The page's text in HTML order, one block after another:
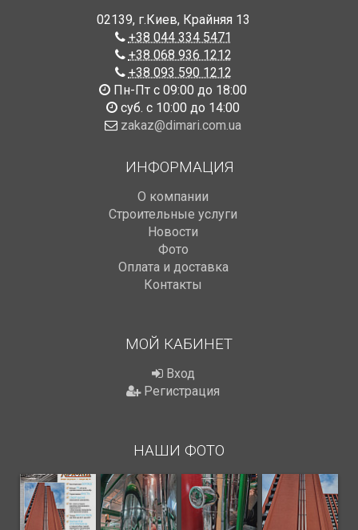
02139, г.Киев, Крайняя 13
+38 044 334 5471
+38 068 936 1212
+38 093 590 1212
Пн-Пт с 09:00 до 18:00
суб. с 10:00 до 14:00
zakaz@dimari.com.ua
ИНФОРМАЦИЯ
О компании
Строительные услуги
Новости
Фото
Оплата и доставка
Контакты
МОЙ КАБИНЕТ
Вход
Регистрация
НАШИ ФОТО